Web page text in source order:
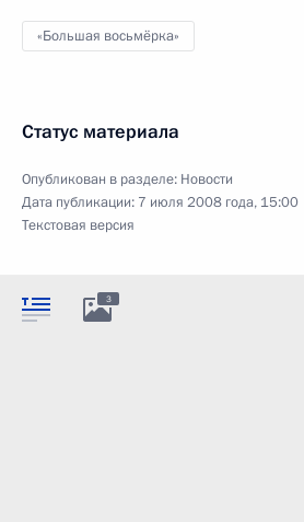
«Большая восьмёрка»
Статус материала
Опубликован в разделе: Новости
Дата публикации: 7 июля 2008 года, 15:00
Текстовая версия
3